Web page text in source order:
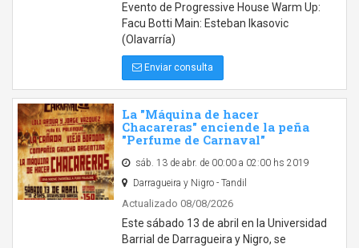
Evento de Progressive House Warm Up:
Facu Botti Main: Esteban Ikasovic
(Olavarría)
Enviar consulta
La "Máquina de hacer
Chacareras" enciende la peña
"Perfume de Carnaval"
sáb. 13 de abr. de 00:00 a 02:00 hs 2019
Darragueira y Nigro - Tandil
Actualizado 08/08/2026
Este sábado 13 de abril en la Universidad
Barrial de Darragueira y Nigro, se